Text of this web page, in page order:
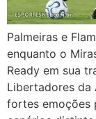
Palmeiras e
enquanto o
Ready em sua
Libertadores da
fortes emoções